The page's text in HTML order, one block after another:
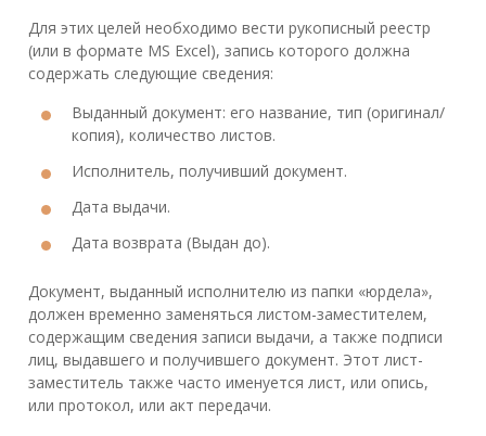
Для этих целей необходимо вести рукописный реестр
(или в формате MS Excel), запись которого должна
содержать следующие сведения:
Выданный документ: его название, тип (оригинал/
копия), количество листов.
Исполнитель, получивший документ.
Дата выдачи.
Дата возврата (Выдан до).
Документ, выданный исполнителю из папки «юрдела»,
должен временно заменяться листом-заместителем,
содержащим сведения записи выдачи, а также подписи
лиц, выдавшего и получившего документ. Этот лист-
заместитель также часто именуется лист, или опись,
или протокол, или акт передачи.